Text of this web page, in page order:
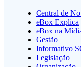
Central de
eBox Explica
eBox na
Gestão
Informativo
Legislação